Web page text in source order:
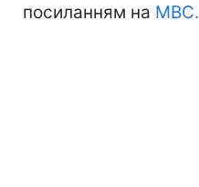
посиланням на МВС.